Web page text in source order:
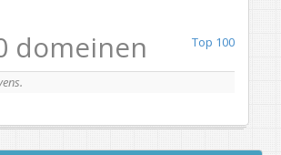
Top 100
domeinen